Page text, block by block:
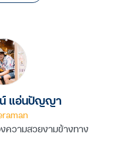
แอ่นปัญญา
งความสวยงามข้างทาง